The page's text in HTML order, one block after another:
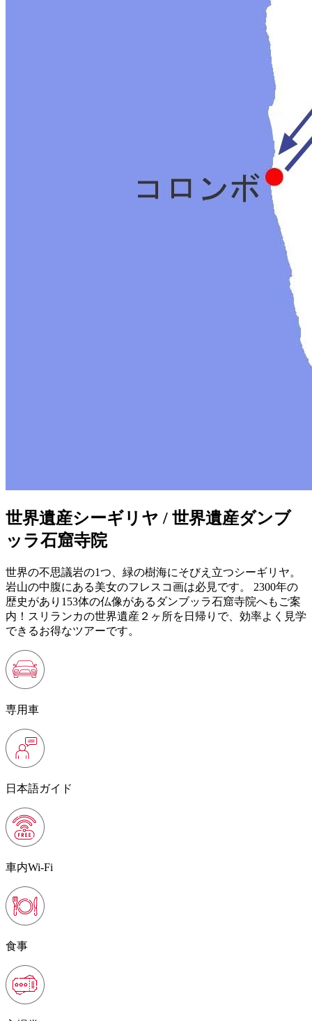
世界遺産シーギリヤ / 世界遺産ダンブ
ッラ石窟寺院
世界の不思議岩の1つ、緑の樹海にそびえ立つシーギリヤ。
岩山の中腹にある美女のフレスコ画は必見です。 2300年の
歴史があり153体の仏像があるダンブッラ石窟寺院へもご案
内！スリランカの世界遺産２ヶ所を日帰りで、効率よく見学
できるお得なツアーです。
専用車
日本語ガイド
車内Wi-Fi
食事